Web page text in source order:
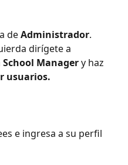
de Administrador.
dirígete a
School Manager y haz
usuarios.
e ingresa a su perfil